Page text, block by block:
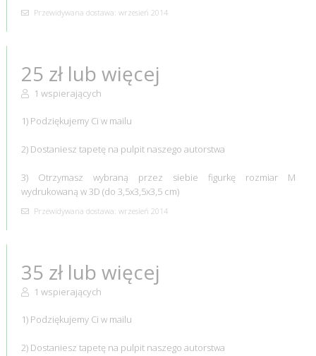
Przewidywana dostawa: wrzesień 2014
25 zł lub więcej
1 wspierających
1) Podziękujemy Ci w mailu
2) Dostaniesz tapetę na pulpit naszego autorstwa
3) Otrzymasz wybraną przez siebie figurkę rozmiar M
wydrukowaną w 3D (do 3,5x3,5x3,5 cm)
Przewidywana dostawa: wrzesień 2014
35 zł lub więcej
1 wspierających
1) Podziękujemy Ci w mailu
2) Dostaniesz tapetę na pulpit naszego autorstwa